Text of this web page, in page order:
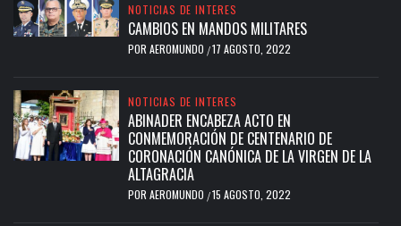
NOTICIAS DE INTERES
CAMBIOS EN MANDOS MILITARES
POR AEROMUNDO /17 AGOSTO, 2022
NOTICIAS DE INTERES
ABINADER ENCABEZA ACTO EN
CONMEMORACIÓN DE CENTENARIO DE
CORONACIÓN CANÓNICA DE LA VIRGEN DE LA
ALTAGRACIA
POR AEROMUNDO /15 AGOSTO, 2022